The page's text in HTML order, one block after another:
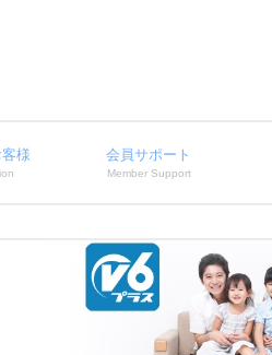
様 会員サポート
Member Support